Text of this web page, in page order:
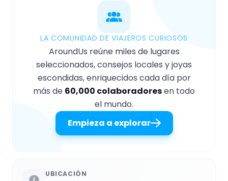
LA COMUNIDAD DE VIAJEROS CURIOSOS
AroundUs reúne miles de lugares
seleccionados, consejos locales y joyas
escondidas, enriquecidos cada día por
más de 60,000 colaboradoresen todo
el mundo.
Empieza a explorar
UBICACIÓN